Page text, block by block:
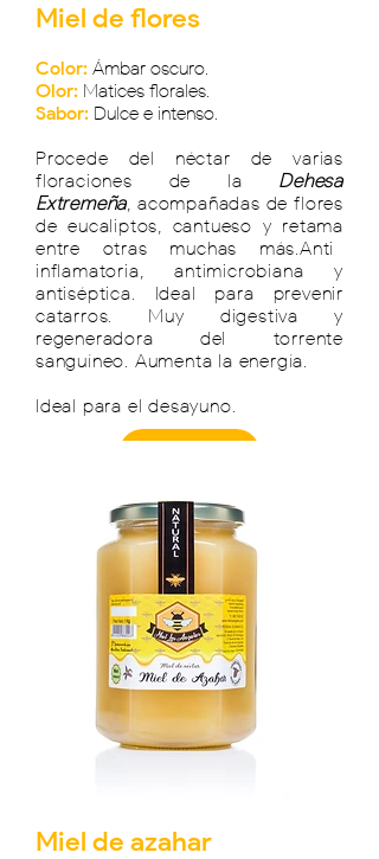
Miel de flores
Color: Ámbar oscuro.
Olor: Matices florales.
Sabor: Dulce e intenso.
Procede del néctar de varias
floraciones de la Dehesa
Extremeña, acompañadas de flores
de eucaliptos, cantueso y retama
entre otras muchas más.Anti-
inflamatoria, antimicrobiana y
antiséptica. Ideal para prevenir
catarros. Muy digestiva y
regeneradora del torrente
sanguíneo. Aumenta la energía.
Ideal para el desayuno.
Miel de azahar